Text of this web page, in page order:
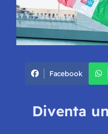
Facebook
Diventa